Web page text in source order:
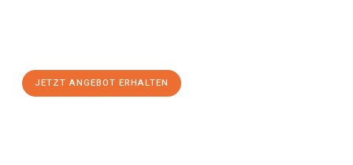
JETZT ANGEBOT ERHALTEN